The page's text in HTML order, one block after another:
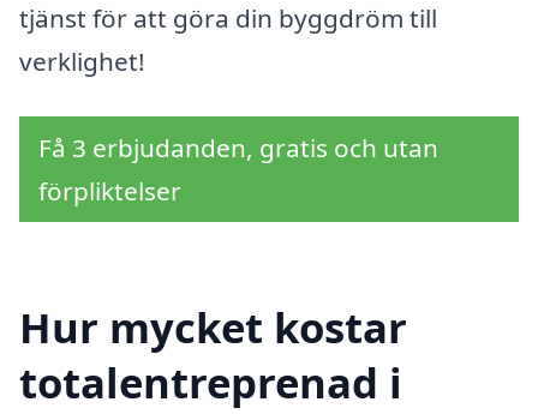
tjänst för att göra din byggdröm till
verklighet!
Få 3 erbjudanden, gratis och utan
förpliktelser
Hur mycket kostar
totalentreprenad i